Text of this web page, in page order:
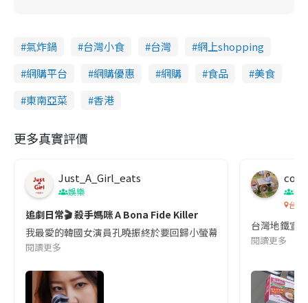
氣炸鍋 台灣小食 台灣
網上shopping
網購平台
網購優惠 網購 食品
美食
東南亞菜
香港
更多真實評價
Just_A_Girl_eats
娛樂
追劇日常🎬 殺手媽咪 A Bona Fide Killer
我最愛的韓國女演員孔曉振終於要回歸小螢幕啦!這次的劇本改編
閱讀更多
co
吹
台灣
台灣地鐵宣
閱讀更多